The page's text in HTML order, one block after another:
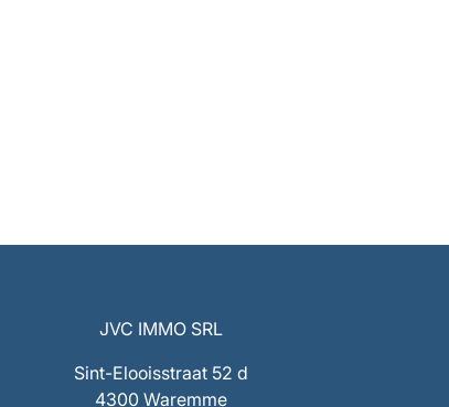
JVC IMMO SRL
Sint-Elooisstraat 52 d
4300 Waremme